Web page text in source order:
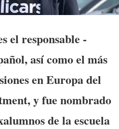
el responsable -
así como el más
en Europa del
y fue nombrado
de la escuela